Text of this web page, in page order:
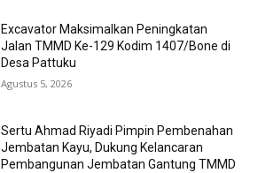
Excavator Maksimalkan Peningkatan
Jalan TMMD Ke-129 Kodim 1407/Bone di
Desa Pattuku
Agustus 5, 2026
Sertu Ahmad Riyadi Pimpin Pembenahan
Jembatan Kayu, Dukung Kelancaran
Pembangunan Jembatan Gantung TMMD